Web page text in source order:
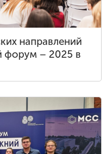
направлений
форум – 2025 в